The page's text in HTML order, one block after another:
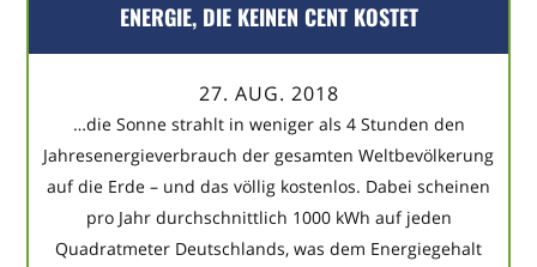
ENERGIE, DIE KEINEN CENT KOSTET
27. AUG. 2018
…die Sonne strahlt in weniger als 4 Stunden den
Jahresenergieverbrauch der gesamten Weltbevölkerung
auf die Erde – und das völlig kostenlos. Dabei scheinen
pro Jahr durchschnittlich 1000 kWh auf jeden
Quadratmeter Deutschlands, was dem Energiegehalt